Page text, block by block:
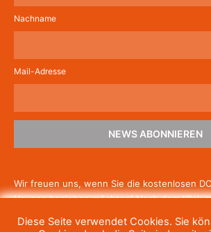
Nachname
Mail-Adresse
NEWS ABONNIEREN
Wir freuen uns, wenn Sie die kostenlosen
Hauses beziehen möchten! Nach dem Klick
um die Newsletter-Anmeldung
Diese Seite verwendet Cookies. Sie